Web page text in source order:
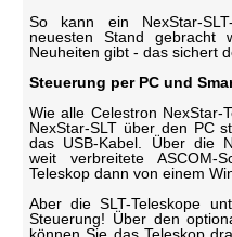
So kann ein NexStar-
neuesten Stand gebracht
Neuheiten gibt - das sichert
Steuerung per PC und
Wie alle Celestron NexStar-
NexStar-SLT über den PC
das USB-Kabel. Über die
weit verbreitete ASCOM-
Teleskop dann von einem
Aber die SLT-Teleskope
Steuerung! Über den